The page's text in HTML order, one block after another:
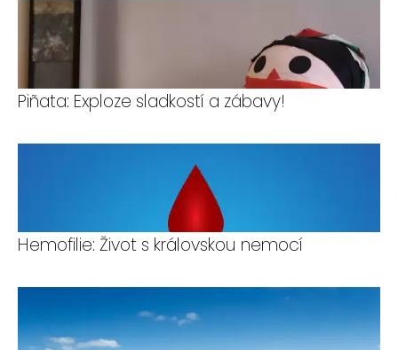
Piñata: Exploze sladkostí a zábavy!
Hemofilie: Život s královskou nemocí